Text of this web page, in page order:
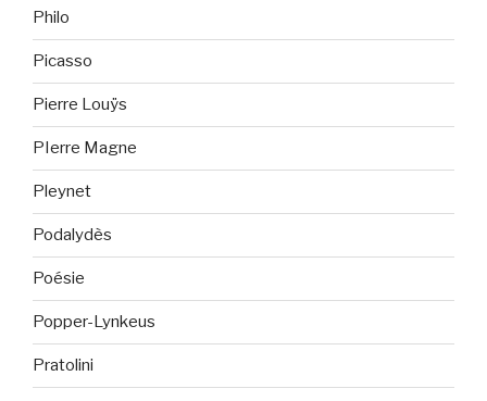
Philo
Picasso
Pierre Louÿs
PIerre Magne
Pleynet
Podalydès
Poésie
Popper-Lynkeus
Pratolini